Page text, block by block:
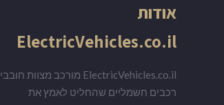
אודות
ElectricVehicles.co.il
ElectricVehicles.co.il מורכב מצוות חובבי
רכבים חשמליים שהחליט לאמץ את